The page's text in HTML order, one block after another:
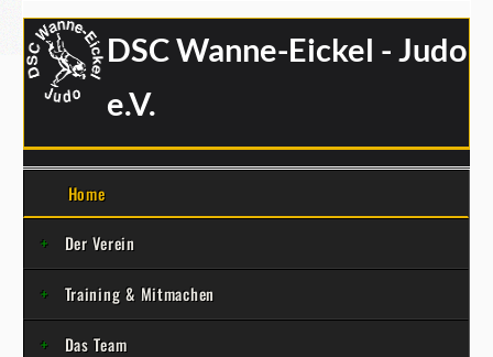
DSC Wanne-Eickel - Judo
e.V.
Home
Der Verein
Training & Mitmachen
Das Team